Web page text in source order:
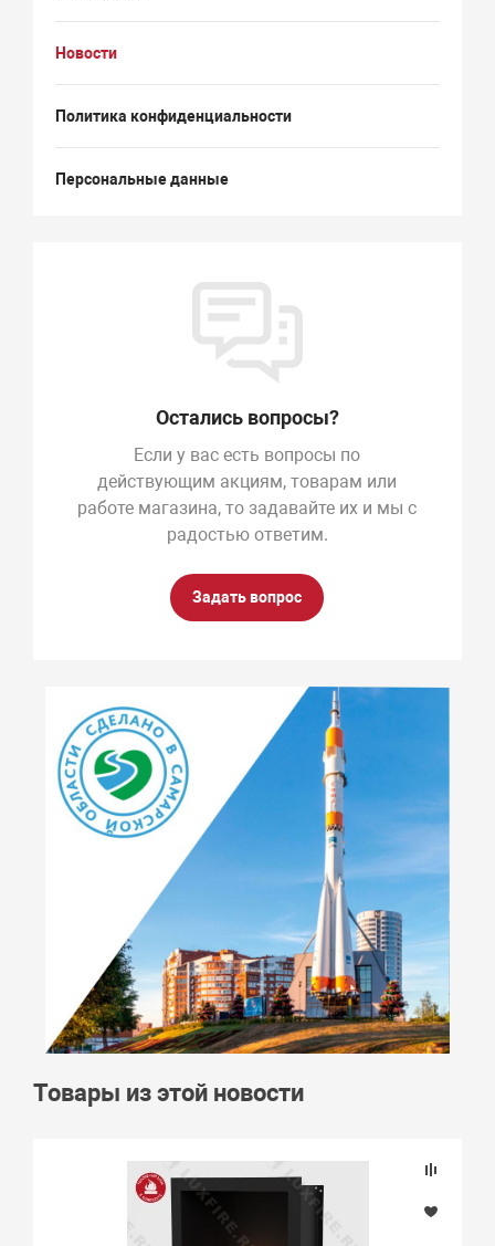
Новости
Политика конфиденциальности
Персональные данные
Остались вопросы?
Если у вас есть вопросы по
действующим акциям, товарам или
работе магазина, то задавайте их и мы с
радостью ответим.
Задать вопрос
Товары из этой новости